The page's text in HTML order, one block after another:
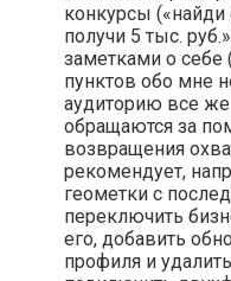
конкурсы
получи 5 тыс.
заметками о себе
пунктов обо мне
аудиторию все
обращаются за
возвращения
рекомендует,
геометки с
переключить
его, добавить
профиля и